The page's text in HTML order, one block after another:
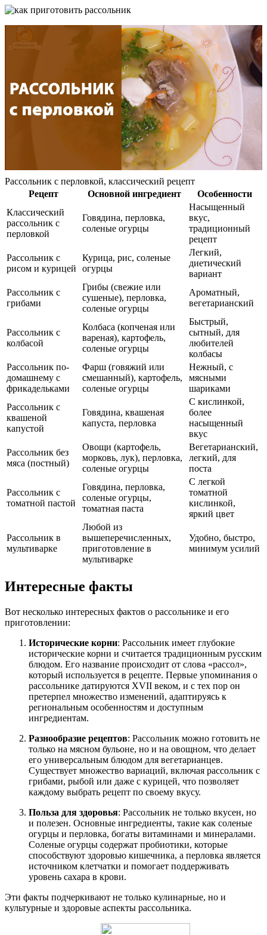
Рассольник с перловкой, классический рецепт
Рецепт
Основной ингредиент
Особенности
Классический
рассольник с
перловкой
Говядина, перловка,
соленые огурцы
Насыщенный
вкус,
традиционный
рецепт
Рассольник с
рисом и курицей
Курица, рис, соленые
огурцы
Легкий,
диетический
вариант
Рассольник с
грибами
Грибы (свежие или
сушеные), перловка,
соленые огурцы
Ароматный,
вегетарианский
Рассольник с
колбасой
Колбаса (копченая или
вареная), картофель,
соленые огурцы
Быстрый,
сытный, для
любителей
колбасы
Рассольник по-
домашнему с
фрикадельками
Фарш (говяжий или
смешанный), картофель,
соленые огурцы
Нежный, с
мясными
шариками
Рассольник с
квашеной
капустой
Говядина, квашеная
капуста, перловка
С кислинкой,
более
насыщенный
вкус
Рассольник без
мяса (постный)
Овощи (картофель,
морковь, лук), перловка,
соленые огурцы
Вегетарианский,
легкий, для
поста
Рассольник с
томатной пастой
Говядина, перловка,
соленые огурцы,
томатная паста
С легкой
томатной
кислинкой,
яркий цвет
Рассольник в
мультиварке
Любой из
вышеперечисленных,
приготовление в
мультиварке
Удобно, быстро,
минимум усилий
Интересные факты
Вот несколько интересных фактов о рассольнике и его
приготовлении:
Исторические корни: Рассольник имеет глубокие
исторические корни и считается традиционным русским
блюдом. Его название происходит от слова «рассол»,
который используется в рецепте. Первые упоминания о
рассольнике датируются XVII веком, и с тех пор он
претерпел множество изменений, адаптируясь к
региональным особенностям и доступным
ингредиентам.
Разнообразие рецептов: Рассольник можно готовить не
только на мясном бульоне, но и на овощном, что делает
его универсальным блюдом для вегетарианцев.
Существует множество вариаций, включая рассольник с
грибами, рыбой или даже с курицей, что позволяет
каждому выбрать рецепт по своему вкусу.
Польза для здоровья: Рассольник не только вкусен, но
и полезен. Основные ингредиенты, такие как соленые
огурцы и перловка, богаты витаминами и минералами.
Соленые огурцы содержат пробиотики, которые
способствуют здоровью кишечника, а перловка является
источником клетчатки и помогает поддерживать
уровень сахара в крови.
Эти факты подчеркивают не только кулинарные, но и
культурные и здоровые аспекты рассольника.